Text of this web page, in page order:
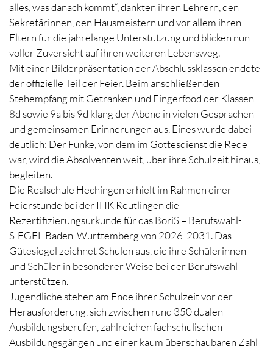
alles, was danach kommt“, dankten ihren Lehrern, den
Sekretärinnen, den Hausmeistern und vor allem ihren
Eltern für die jahrelange Unterstützung und blicken nun
voller Zuversicht auf ihren weiteren Lebensweg.
Mit einer Bilderpräsentation der Abschlussklassen endete
der offizielle Teil der Feier. Beim anschließenden
Stehempfang mit Getränken und Fingerfood der Klassen
8d sowie 9a bis 9d klang der Abend in vielen Gesprächen
und gemeinsamen Erinnerungen aus. Eines wurde dabei
deutlich: Der Funke, von dem im Gottesdienst die Rede
war, wird die Absolventen weit, über ihre Schulzeit hinaus,
begleiten.
Die Realschule Hechingen erhielt im Rahmen einer
Feierstunde bei der IHK Reutlingen die
Rezertifizierungsurkunde für das BoriS – Berufswahl-
SIEGEL Baden-Württemberg von 2026-2031. Das
Gütesiegel zeichnet Schulen aus, die ihre Schülerinnen
und Schüler in besonderer Weise bei der Berufswahl
unterstützen.
Jugendliche stehen am Ende ihrer Schulzeit vor der
Herausforderung, sich zwischen rund 350 dualen
Ausbildungsberufen, zahlreichen fachschulischen
Ausbildungsgängen und einer kaum überschaubaren Zahl